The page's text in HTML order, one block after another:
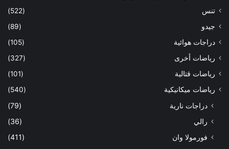
تنس
(522)
جيدو
(89)
دراجات هوائية
(105)
رياضات أخرى
(327)
رياضات قتالية
(101)
رياضات ميكانيكية
(540)
دراجات نارية
(79)
رالي
(36)
فورمولا وان
(411)